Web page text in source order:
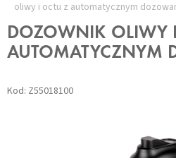
oliwy i octu z automatycznym
DOZOWNIK OLIWY
AUTOMATYCZNYM
Kod: Z55018100